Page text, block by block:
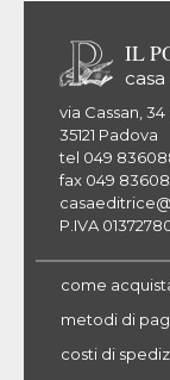
IL
via Cassan,
35121 Padova
tel 049
fax 049
P.IVA
come
metodi di
costi di